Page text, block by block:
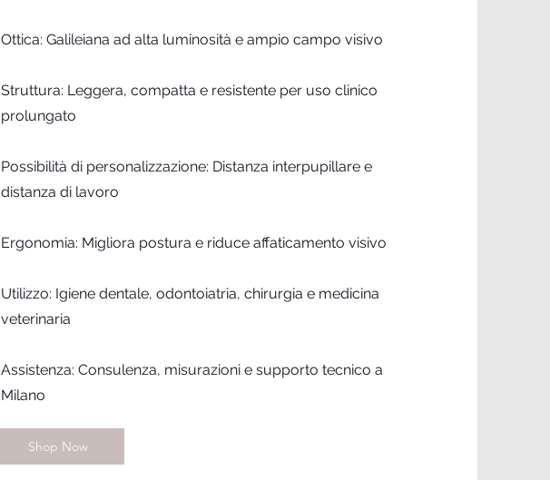
Ottica: Galileiana ad alta luminosità e ampio campo visivo
Struttura: Leggera, compatta e resistente per uso clinico
prolungato
Possibilità di personalizzazione: Distanza interpupillare e
distanza di lavoro
Ergonomia: Migliora postura e riduce affaticamento visivo
Utilizzo: Igiene dentale, odontoiatria, chirurgia e medicina
veterinaria
Assistenza: Consulenza, misurazioni e supporto tecnico a
Milano
Shop Now